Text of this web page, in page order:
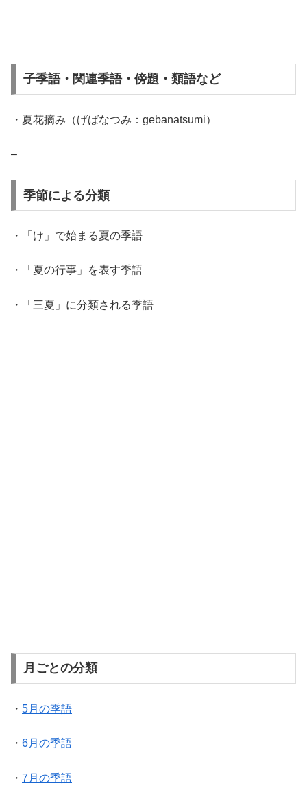
子季語・関連季語・傍題・類語など
・夏花摘み（げばなつみ：gebanatsumi）
–
季節による分類
・「け」で始まる夏の季語
・「夏の行事」を表す季語
・「三夏」に分類される季語
月ごとの分類
・ 5月の季語
・ 6月の季語
・ 7月の季語